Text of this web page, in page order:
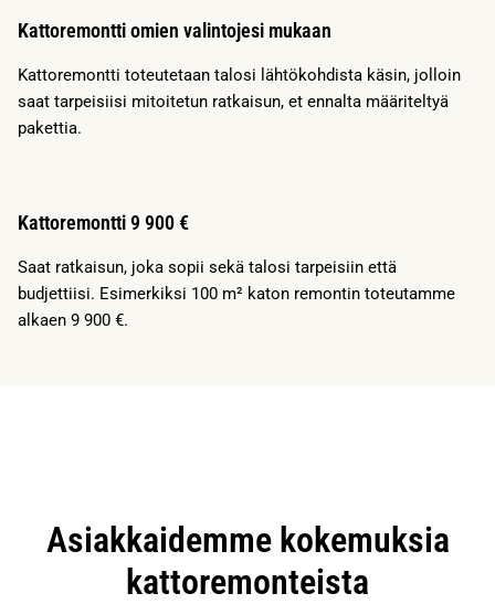
Kattoremontti omien valintojesi mukaan
Kattoremontti toteutetaan talosi lähtökohdista käsin, jolloin
saat tarpeisiisi mitoitetun ratkaisun, et ennalta määriteltyä
pakettia.
Kattoremontti 9 900 €
Saat ratkaisun, joka sopii sekä talosi tarpeisiin että
budjettiisi. Esimerkiksi 100 m² katon remontin toteutamme
alkaen 9 900 €.
Asiakkaidemme kokemuksia
kattoremonteista